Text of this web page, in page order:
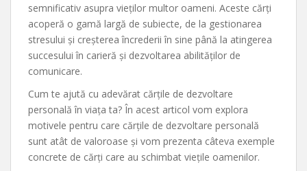
semnificativ asupra vieților multor oameni. Aceste cărți
acoperă o gamă largă de subiecte, de la gestionarea
stresului și creșterea încrederii în sine până la atingerea
succesului în carieră și dezvoltarea abilităților de
comunicare.
Cum te ajută cu adevărat cărțile de dezvoltare
personală în viața ta? În acest articol vom explora
motivele pentru care cărțile de dezvoltare personală
sunt atât de valoroase și vom prezenta câteva exemple
concrete de cărți care au schimbat viețile oamenilor.